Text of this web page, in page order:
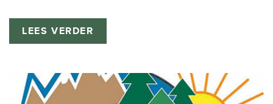
LEES VERDER